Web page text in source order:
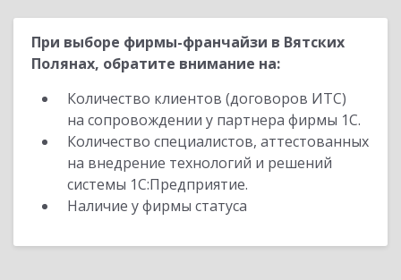
При выборе фирмы-франчайзи в Вятских
Полянах, обратите внимание на:
Количество клиентов (договоров ИТС)
на сопровождении у партнера фирмы 1С.
Количество специалистов, аттестованных
на внедрение технологий и решений
системы 1С:Предприятие.
Наличие у фирмы статуса